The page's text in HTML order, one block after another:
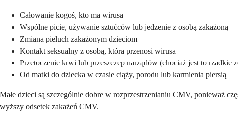
Całowanie kogoś, kto ma wirusa
Wspólne picie, używanie sztućców lub jedzenie z osobą zakażoną
Zmiana pieluch zakażonym dzieciom
Kontakt seksualny z osobą, która przenosi wirusa
Przetoczenie krwi lub przeszczep narządów (chociaż jest to rzadkie
Od matki do dziecka w czasie ciąży, porodu lub karmienia piersią
Małe dzieci są szczególnie dobre w rozprzestrzenianiu CMV, ponieważ
wyższy odsetek zakażeń CMV.